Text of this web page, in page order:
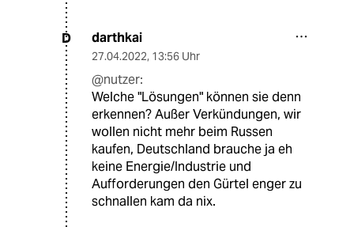
D darthkai
27.04.2022, 13:56 Uhr
@nutzer:
Welche "Lösungen" können sie denn
erkennen? Außer Verkündungen, wir
wollen nicht mehr beim Russen
kaufen, Deutschland brauche ja eh
keine Energie/Industrie und
Aufforderungen den Gürtel enger zu
schnallen kam da nix.